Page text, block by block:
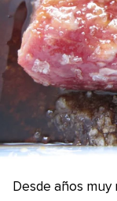
Desde años muy